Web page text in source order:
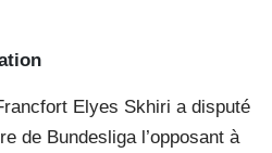
Elyes Skhiri a disputé
de Bundesliga l’opposant à